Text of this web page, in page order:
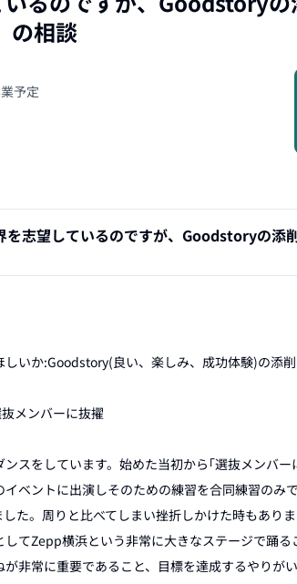
の相談
予定
を志望しているのですが、Goodstoryの添
いか:Goodstory(良い、楽しみ、成功体験)の添
メンバーに抜擢
スをしています。始めた当初から｢選抜メンバー
ベントに出演しそのための練習を合同練習のみ
た。周りと比べてしまい挫折しかけた時もあり
てZepp横浜という非常に大きなステージで踊る
非常に重要であること、目標を達成するやりがい